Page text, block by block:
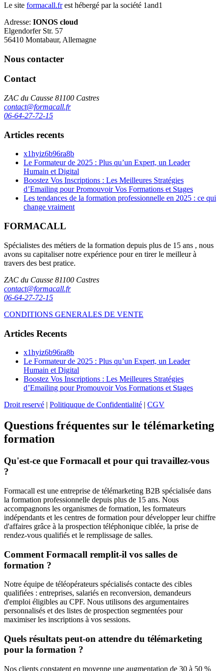
Le site formacall.frest hébergé par la société 1and1
Adresse: IONOS cloud
Elgendorfer Str. 57
56410 Montabaur, Allemagne
Nous contacter
Contact
ZAC du Causse 81100 Castres
contact@formacall.fr
06-64-27-72-15
Articles recents
x1hyiz6b96ra8b
Le Formateur de 2025 : Plus qu’un Expert, un Leader
Humain et Digital
Boostez Vos Inscriptions : Les Meilleures Stratégies
d’Emailing pour Promouvoir Vos Formations et Stages
Les tendances de la formation professionnelle en 2025 : ce qui
change vraiment
FORMACALL
Spécialistes des métiers de la formation depuis plus de 15 ans , nous
avons su capitaliser notre expérience pour en tirer le meilleur à
travers des best pratice.
ZAC du Causse 81100 Castres
contact@formacall.fr
06-64-27-72-15
CONDITIONS GENERALES DE VENTE
Articles Recents
x1hyiz6b96ra8b
Le Formateur de 2025 : Plus qu’un Expert, un Leader
Humain et Digital
Boostez Vos Inscriptions : Les Meilleures Stratégies
d’Emailing pour Promouvoir Vos Formations et Stages
Droit reservé | Politiquque de Confidentialité | CGV
Questions fréquentes sur le télémarketing
formation
Qu'est-ce que Formacall et pour qui travaillez-vous
?
Formacall est une entreprise de télémarketing B2B spécialisée dans
la formation professionnelle depuis plus de 15 ans. Nous
accompagnons les organismes de formation, les formateurs
indépendants et les centres de formation pour développer leur chiffre
d'affaires grâce à la prospection téléphonique ciblée, la prise de
rendez-vous qualifiés et le remplissage de salles.
Comment Formacall remplit-il vos salles de
formation ?
Notre équipe de téléopérateurs spécialisés contacte des cibles
qualifiées : entreprises, salariés en reconversion, demandeurs
d'emploi éligibles au CPF. Nous utilisons des argumentaires
personnalisés et des listes de prospection segmentées pour
maximiser les inscriptions à vos sessions.
Quels résultats peut-on attendre du télémarketing
pour la formation ?
Nos clients constatent en moyenne une augmentation de 30 à 50 %